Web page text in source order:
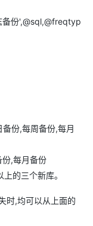
份',@sql,@freqtyp
份,每周备份,每月
,每月备份
的三个新库。
时,均可以从上面的